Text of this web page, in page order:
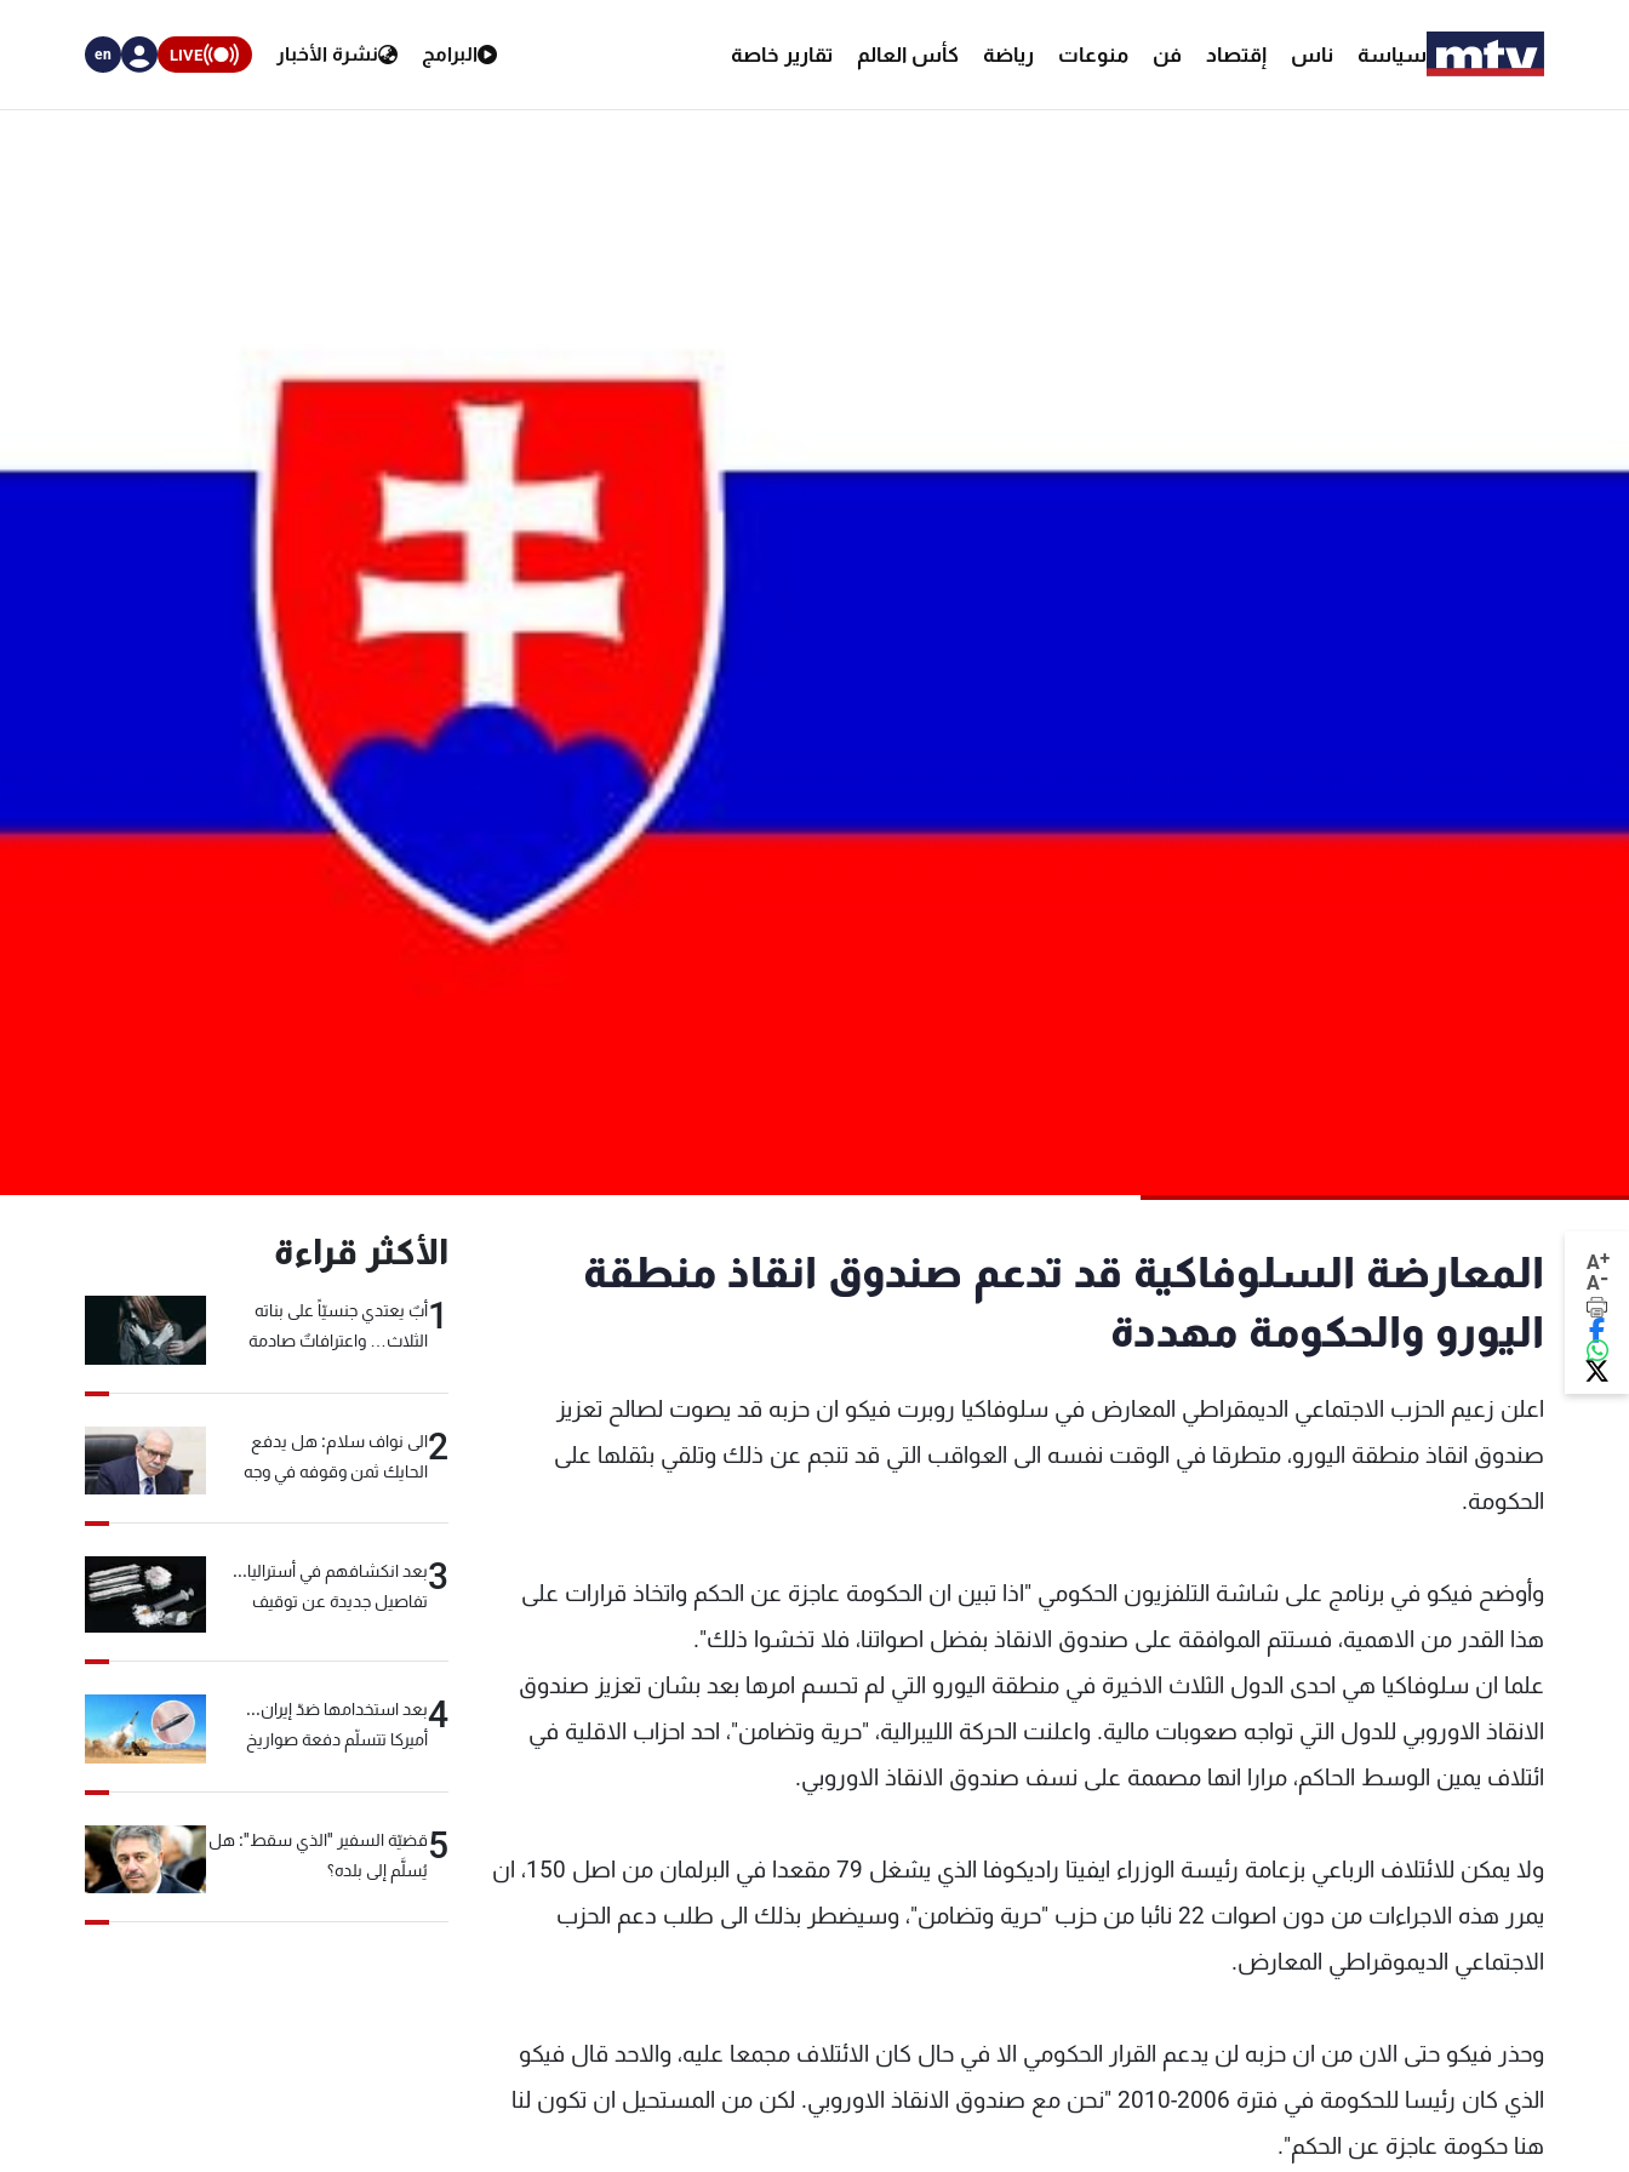
سياسة ناس إقتصاد فن منوعات رياضة كأس العالم تقارير خاصة البرامج نشرة الأخبار LIVE
en
A+
A-
المعارضة السلوفاكية قد تدعم صندوق انقاذ منطقة
اليورو والحكومة مهددة
اعلن زعيم الحزب الاجتماعي الديمقراطي المعارض في سلوفاكيا روبرت فيكو ان حزبه قد يصوت لصالح تعزيز
صندوق انقاذ منطقة اليورو، متطرقا في الوقت نفسه الى العواقب التي قد تنجم عن ذلك وتلقي بثقلها على
الحكومة.
وأوضح فيكو في برنامج على شاشة التلفزيون الحكومي "اذا تبين ان الحكومة عاجزة عن الحكم واتخاذ قرارات على
هذا القدر من الاهمية، فستتم الموافقة على صندوق الانقاذ بفضل اصواتنا، فلا تخشوا ذلك".
علما ان سلوفاكيا هي احدى الدول الثلاث الاخيرة في منطقة اليورو التي لم تحسم امرها بعد بشان تعزيز صندوق
الانقاذ الاوروبي للدول التي تواجه صعوبات مالية. واعلنت الحركة الليبرالية، "حرية وتضامن"، احد احزاب الاقلية في
ائتلاف يمين الوسط الحاكم، مرارا انها مصممة على نسف صندوق الانقاذ الاوروبي.
ولا يمكن للائتلاف الرباعي بزعامة رئيسة الوزراء ايفيتا راديكوفا الذي يشغل 79 مقعدا في البرلمان من اصل 150، ان
يمرر هذه الاجراءات من دون اصوات 22 نائبا من حزب "حرية وتضامن"، وسيضطر بذلك الى طلب دعم الحزب
الاجتماعي الديموقراطي المعارض.
وحذر فيكو حتى الان من ان حزبه لن يدعم القرار الحكومي الا في حال كان الائتلاف مجمعا عليه، والاحد قال فيكو
الذي كان رئيسا للحكومة في فترة 2006-2010 "نحن مع صندوق الانقاذ الاوروبي. لكن من المستحيل ان تكون لنا
هنا حكومة عاجزة عن الحكم".
الأكثر قراءة
1أبٌ يعتدي جنسيّاً على بناته
الثلاث… واعترافاتٌ صادمة
2الى نواف سلام: هل يدفع
الحايك ثمن وقوفه في وجه
3بعد انكشافهم في أستراليا...
تفاصيل جديدة عن توقيف
4بعد استخدامها ضدّ إيران...
أميركا تتسلّم دفعة صواريخ
5قضيّة السفير "الذي سقط": هل
يُسلَّم إلى بلده؟